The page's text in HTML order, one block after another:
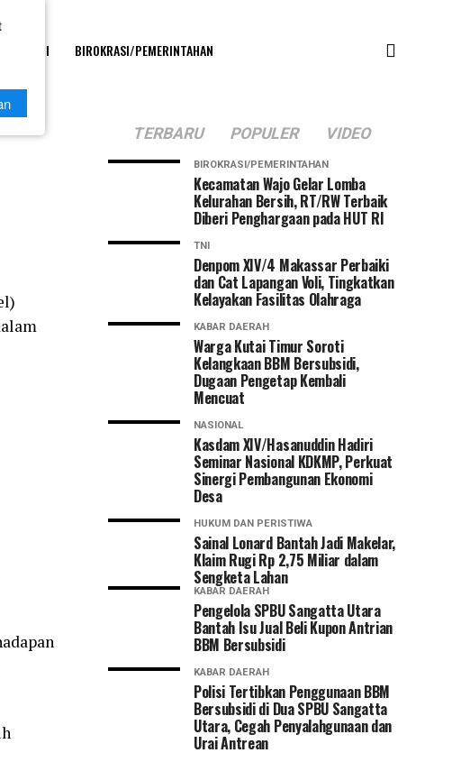
POLRI BIROKRASI/PEMERINTAHAN
TERBARU POPULER VIDEO
BIROKRASI/PEMERINTAHAN
Kecamatan Wajo Gelar Lomba
Kelurahan Bersih, RT/RW Terbaik
Diberi Penghargaan pada HUT RI
TNI
Denpom XIV/4 Makassar Perbaiki
dan Cat Lapangan Voli, Tingkatkan
Kelayakan Fasilitas Olahraga
KABAR DAERAH
Warga Kutai Timur Soroti
Kelangkaan BBM Bersubsidi,
Dugaan Pengetap Kembali
Mencuat
NASIONAL
Kasdam XIV/Hasanuddin Hadiri
Seminar Nasional KDKMP, Perkuat
Sinergi Pembangunan Ekonomi
Desa
HUKUM DAN PERISTIWA
Sainal Lonard Bantah Jadi Makelar,
Klaim Rugi Rp 2,75 Miliar dalam
Sengketa Lahan
KABAR DAERAH
Pengelola SPBU Sangatta Utara
Bantah Isu Jual Beli Kupon Antrian
BBM Bersubsidi
KABAR DAERAH
Polisi Tertibkan Penggunaan BBM
Bersubsidi di Dua SPBU Sangatta
Utara, Cegah Penyalahgunaan dan
Urai Antrean